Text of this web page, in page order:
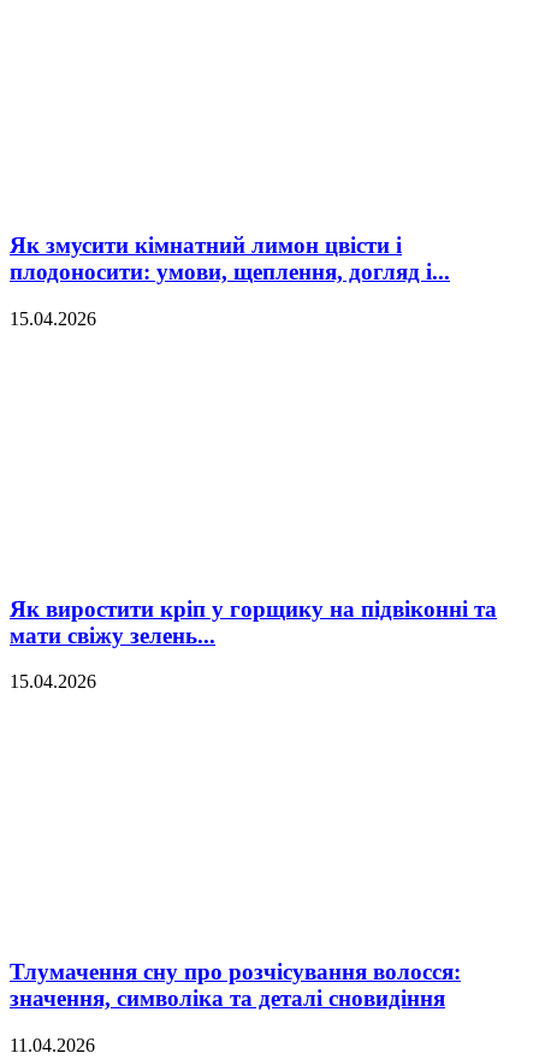
Як змусити кімнатний лимон цвісти і
плодоносити: умови, щеплення, догляд і...
15.04.2026
Як виростити кріп у горщику на підвіконні та
мати свіжу зелень...
15.04.2026
Тлумачення сну про розчісування волосся:
значення, символіка та деталі сновидіння
11.04.2026